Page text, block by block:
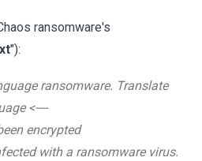
ransomware's
"):
ransomware. Translate
<----
encrypted
with a ransomware virus.